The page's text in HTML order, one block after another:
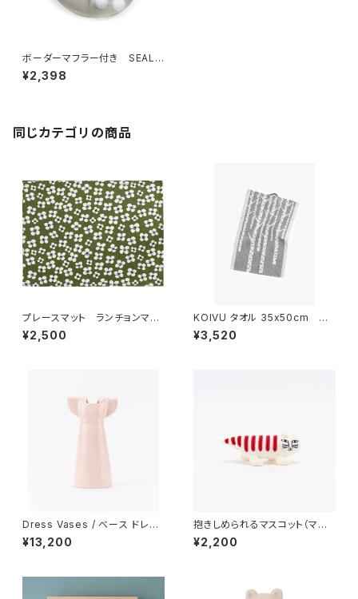
ボーダーマフラー付き SEAL
MONEY BOX アザラシ貯金
箱
¥2,398
同じカテゴリの商品
プレースマット ランチョンマッ
ト 「ベラミ」 / アルメダール
ス/ALMEDAHLS
¥2,500
KOIVU タオル 35x50cm
／ LAPUAN KANKURIT（ラ
プアン カンクリ）
¥3,520
Dress Vases / べース ドレス
（ピンク）/ Lisa Larson リ
サ・ラーソン
¥13,200
抱きしめられるマスコット（マイ
キー） / Lisa Larson リ
サ・ラーソン
¥2,200